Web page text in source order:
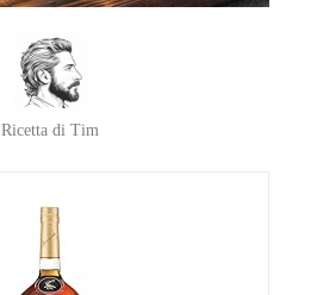
Ricetta di Tim